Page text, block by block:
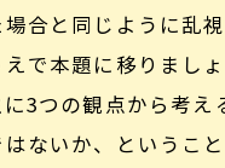
合と同じように乱
で本題に移りまし
に3つの観点から考
ないか、というこ